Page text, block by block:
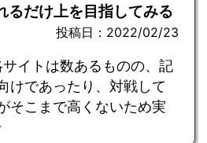
るだけ上を目指してみる
投稿日：2022/02/23
イトは数あるものの、記
けであったり、対戦して
そこまで高くないため実